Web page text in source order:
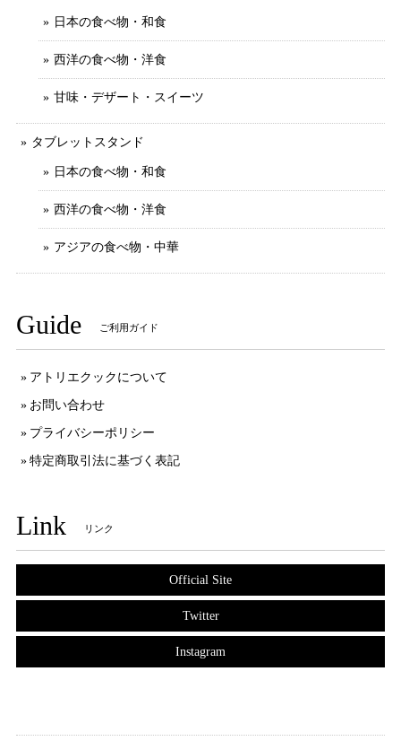
日本の食べ物・和食
西洋の食べ物・洋食
甘味・デザート・スイーツ
タブレットスタンド
日本の食べ物・和食
西洋の食べ物・洋食
アジアの食べ物・中華
Guide ご利用ガイド
アトリエクックについて
お問い合わせ
プライバシーポリシー
特定商取引法に基づく表記
Link リンク
Official Site
Twitter
Instagram